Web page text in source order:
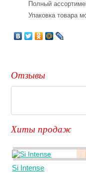
Полный
Упаковка товара
Отзывы
Хиты продаж
Si Intense